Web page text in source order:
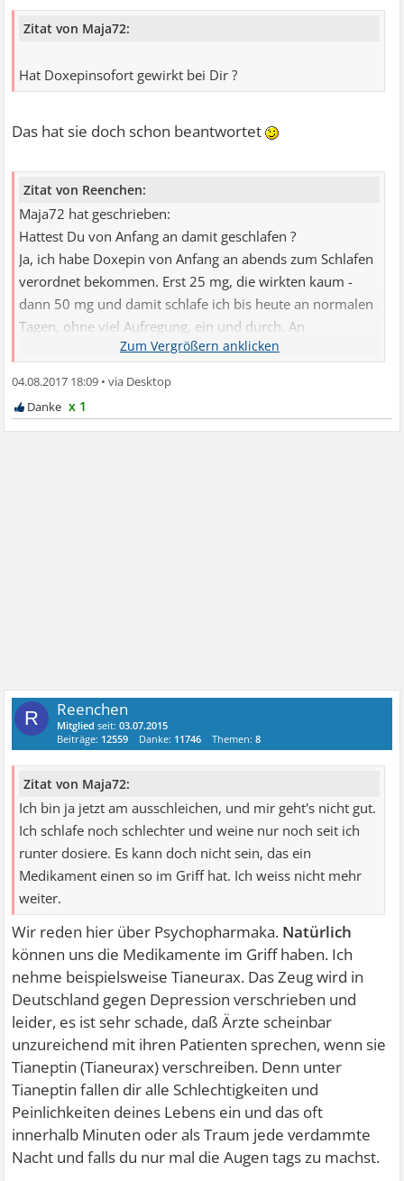
Zitat von Maja72:
Hat Doxepinsofort gewirkt bei Dir ?
Das hat sie doch schon beantwortet
Zitat von Reenchen:
Maja72 hat geschrieben:
Hattest Du von Anfang an damit geschlafen ?
Ja, ich habe Doxepin von Anfang an abends zum Schlafen
verordnet bekommen. Erst 25 mg, die wirkten kaum -
dann 50 mg und damit schlafe ich bis heute an normalen
Tagen, ohne viel Aufregung, ein und durch. An
Stresstagen nehme ich Truxal dazu.
04.08.2017 18:09 •
x 1
R Reenchen
Mitglied seit:03.07.2015
Beiträge: 12559 Danke: 11746 Themen:8
Zitat von Maja72:
Ich bin ja jetzt am ausschleichen, und mir geht's nicht gut.
Ich schlafe noch schlechter und weine nur noch seit ich
runter dosiere. Es kann doch nicht sein, das ein
Medikament einen so im Griff hat. Ich weiss nicht mehr
weiter.
Wir reden hier über Psychopharmaka. Natürlich
können uns die Medikamente im Griff haben. Ich
nehme beispielsweise Tianeurax. Das Zeug wird in
Deutschland gegen Depression verschrieben und
leider, es ist sehr schade, daß Ärzte scheinbar
unzureichend mit ihren Patienten sprechen, wenn sie
Tianeptin (Tianeurax) verschreiben. Denn unter
Tianeptin fallen dir alle Schlechtigkeiten und
Peinlichkeiten deines Lebens ein und das oft
innerhalb Minuten oder als Traum jede verdammte
Nacht und falls du nur mal die Augen tags zu machst.